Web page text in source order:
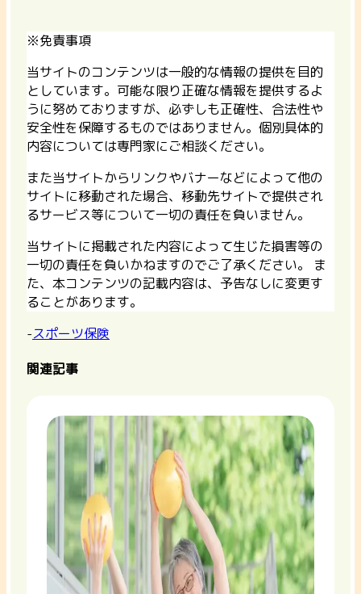
※免責事項
当サイトのコンテンツは一般的な情報の提供を目的
としています。可能な限り正確な情報を提供するよ
うに努めておりますが、必ずしも正確性、合法性や
安全性を保障するものではありません。個別具体的
内容については専門家にご相談ください。
また当サイトからリンクやバナーなどによって他の
サイトに移動された場合、移動先サイトで提供され
るサービス等について一切の責任を負いません。
当サイトに掲載された内容によって生じた損害等の
一切の責任を負いかねますのでご了承ください。 ま
た、本コンテンツの記載内容は、予告なしに変更す
ることがあります。
-スポーツ保険
関連記事